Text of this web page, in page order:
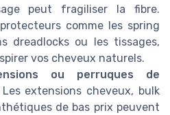
peut fragiliser la fibre.
comme les spring
dreadlocks ou les tissages,
vos cheveux naturels.
ou perruques de
extensions cheveux, bulk
de bas prix peuvent